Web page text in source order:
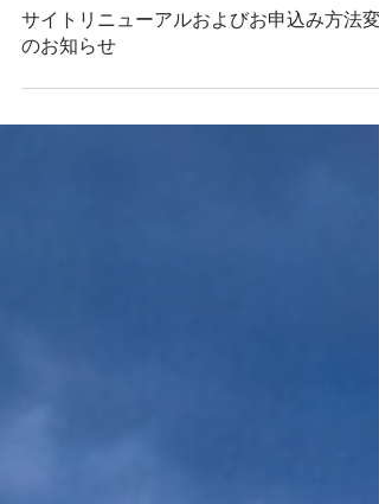
お知らせ
サイトリニューアルおよびお申込み方法変
のお知らせ